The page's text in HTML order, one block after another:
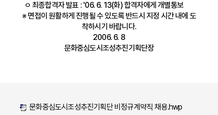
ㅇ 최종합격자 발표 : '06. 6. 13(화) 합격자에게 개별통보
※ 면접이 원활하게 진행될 수 있도록 반드시 지정 시간 내에 도
착하시기 바랍니다.
2006. 6. 8
문화중심도시조성추진기획단장
문화중심도시조성추진기획단 비정규계약직 채용.hwp